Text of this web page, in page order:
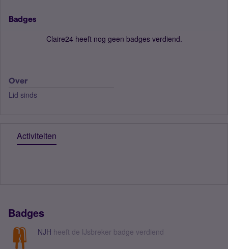
Badges
Claire24 heeft nog geen badges verdiend.
Over
Lid sinds
Activiteiten
Badges
NJH heeft de IJsbreker badge verdiend